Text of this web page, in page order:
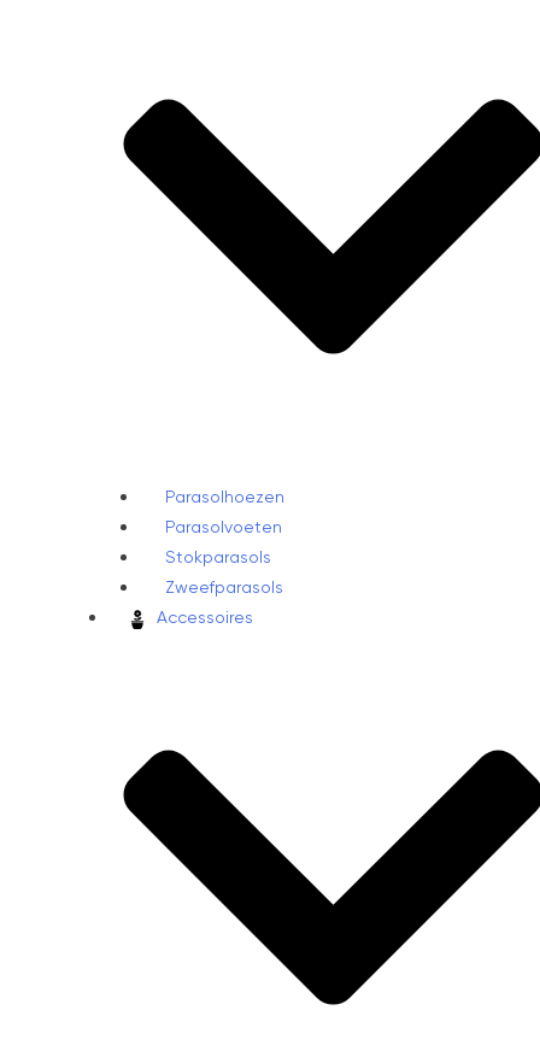
Parasolhoezen
Parasolvoeten
Stokparasols
Zweefparasols
Accessoires